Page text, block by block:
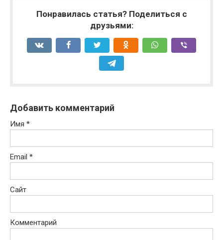
Понравилась статья? Поделиться с
друзьями:
Добавить комментарий
Имя *
Email *
Сайт
Комментарий